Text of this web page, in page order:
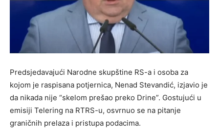
Predsjedavajući Narodne skupštine RS-a i osoba za
kojom je raspisana potjernica, Nenad Stevandić, izjavio je
da nikada nije “skelom prešao preko Drine”. Gostujući u
emisiji Telering na RTRS-u, osvrnuo se na pitanje
graničnih prelaza i pristupa podacima.